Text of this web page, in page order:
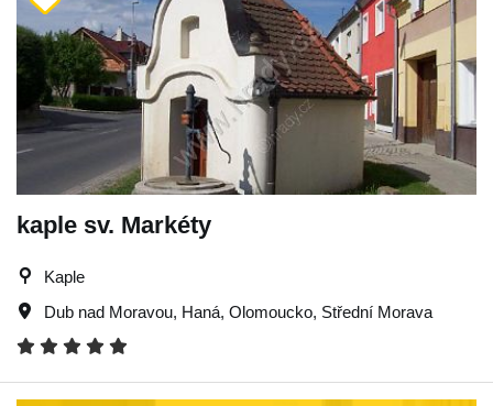
kaple sv. Markéty
Kaple
Dub nad Moravou, Haná, Olomoucko, Střední Morava